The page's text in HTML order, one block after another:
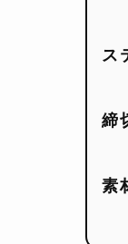
ス
締
素